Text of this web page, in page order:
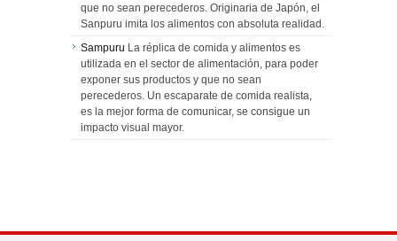
que no sean perecederos. Originaria de Japón, el
Sanpuru imita los alimentos con absoluta realidad.
Sampuru La réplica de comida y alimentos es
utilizada en el sector de alimentación, para poder
exponer sus productos y que no sean
perecederos. Un escaparate de comida realista,
es la mejor forma de comunicar, se consigue un
impacto visual mayor.